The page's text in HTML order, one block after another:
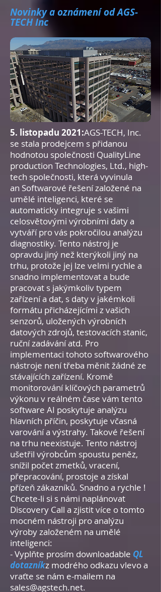
Novinky a oznámení od AGS-
TECH Inc
5. listopadu 2021:AGS-TECH, Inc.
se stala prodejcem s přidanou
hodnotou společnosti QualityLine
production Technologies, Ltd., high-
tech společnosti, která vyvinula
an Softwarové řešení založené na
umělé inteligenci, které se
automaticky integruje s vašimi
celosvětovými výrobními daty a
vytváří pro vás pokročilou analýzu
diagnostiky. Tento nástroj je
opravdu jiný než kterýkoli jiný na
trhu, protože jej lze velmi rychle a
snadno implementovat a bude
pracovat s jakýmkoliv typem
zařízení a dat, s daty v jakémkoli
formátu přicházejícími z vašich
senzorů, uložených výrobních
datových zdrojů, testovacích stanic,
ruční zadávání atd. Pro
implementaci tohoto softwarového
nástroje není třeba měnit žádné ze
stávajících zařízení. Kromě
monitorování klíčových parametrů
výkonu v reálném čase vám tento
software AI poskytuje analýzu
hlavních příčin, poskytuje včasná
varování a výstrahy. Takové řešení
na trhu neexistuje. Tento nástroj
ušetřil výrobcům spoustu peněz,
snížil počet zmetků, vracení,
přepracování, prostoje a získal
přízeň zákazníků. Snadno a rychle !
Chcete-li si s námi naplánovat
Discovery Call a zjistit více o tomto
mocném nástroji pro analýzu
výroby založeném na umělé
inteligenci:
- Vyplňte prosím downloadable QL
dotazníkz modrého odkazu vlevo a
vraťte se nám e-mailem na
sales@agstech.net.